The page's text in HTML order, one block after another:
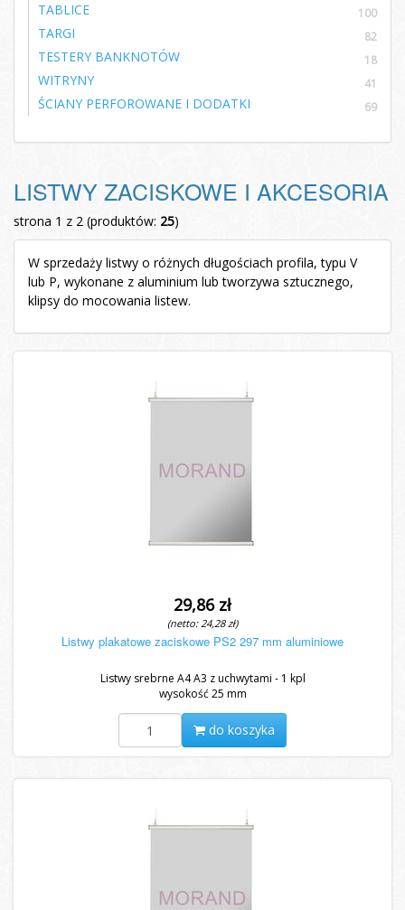
TABLICE 100
TARGI 82
TESTERY BANKNOTÓW 18
WITRYNY 41
ŚCIANY PERFOROWANE I DODATKI 69
LISTWY ZACISKOWE I AKCESORIA
strona 1 z 2 (produktów: 25)
W sprzedaży listwy o różnych długościach profila, typu V
lub P, wykonane z aluminium lub tworzywa sztucznego,
klipsy do mocowania listew.
29,86 zł
(netto: 24,28 zł)
Listwy plakatowe zaciskowe PS2 297 mm aluminiowe
Listwy srebrne A4 A3 z uchwytami - 1 kpl
wysokość 25 mm
do koszyka